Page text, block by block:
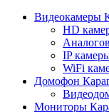
Видеокамеры
HD
IP
WiFi
Домофон
Мониторы